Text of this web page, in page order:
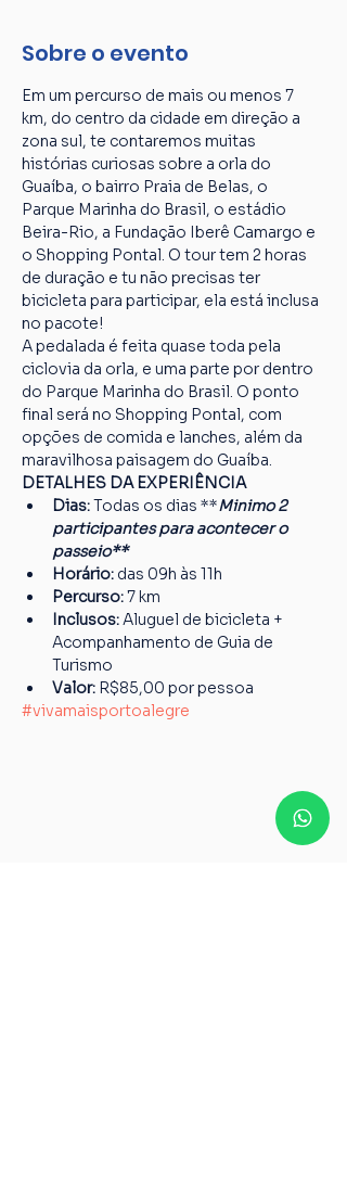
Sobre o evento
Em um percurso de mais ou menos 7
km, do centro da cidade em direção a
zona sul, te contaremos muitas
histórias curiosas sobre a orla do
Guaíba, o bairro Praia de Belas, o
Parque Marinha do Brasil, o estádio
Beira-Rio, a Fundação Iberê Camargo e
o Shopping Pontal. O tour tem 2 horas
de duração e tu não precisas ter
bicicleta para participar, ela está inclusa
no pacote!
A pedalada é feita quase toda pela
ciclovia da orla, e uma parte por dentro
do Parque Marinha do Brasil. O ponto
final será no Shopping Pontal, com
opções de comida e lanches, além da
maravilhosa paisagem do Guaíba.
DETALHES DA EXPERIÊNCIA
Dias: Todas os dias **Minimo 2
participantes para acontecer o
passeio**
Horário: das 09h às 11h
Percurso: 7 km
Inclusos: Aluguel de bicicleta +
Acompanhamento de Guia de
Turismo
Valor: R$85,00 por pessoa
#vivamaisportoalegre